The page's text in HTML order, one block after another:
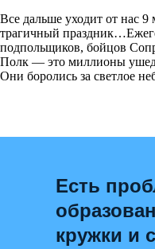
Все дальше уходит от нас
трагичный
подпольщиков, бойцов
Полк — это миллионы
Они боролись за светлое
Есть
кружки и